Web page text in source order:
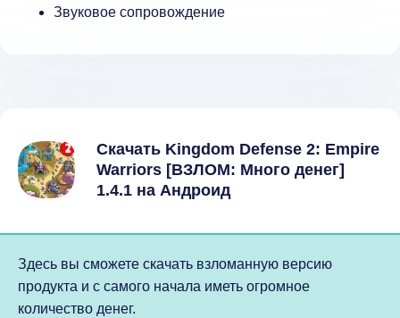
Звуковое сопровождение
Скачать Kingdom Defense 2: Empire
Warriors [ВЗЛОМ: Много денег]
1.4.1 на Андроид
Здесь вы сможете скачать взломанную версию
продукта и с самого начала иметь огромное
количество денег.